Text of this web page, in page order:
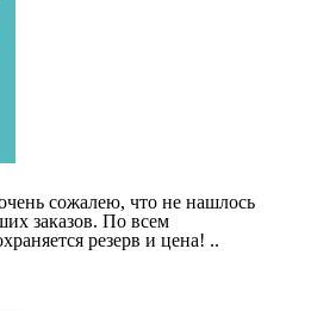
сожалею, что не нашлось
заказов. По всем
резерв и цена! ..